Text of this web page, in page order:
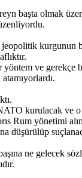
başta olmak
kurgunun
ve gerekçe
kurulacak ve
Rum yönetimi
düşürülüp
ne gelecek